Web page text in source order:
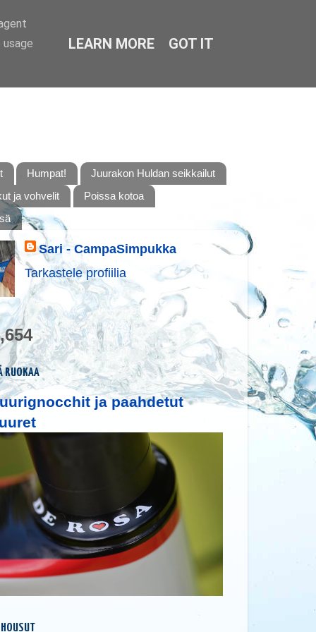
Humpat!
Juurakon Huldan seikkailut
ja vohvelit
Poissa kotoa
Sari - CampaSimpukka
Tarkastele profiilia
RUOKAA
ja paahdetut
LEARN MORE GOT IT